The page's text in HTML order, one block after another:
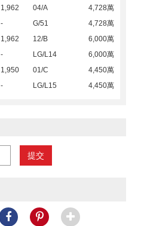
1,962 04/A
4,728萬
- G/51
4,728萬
1,962 12/B
6,000萬
- LG/L14
6,000萬
1,950 01/C
4,450萬
- LG/L15 4,450萬
提交